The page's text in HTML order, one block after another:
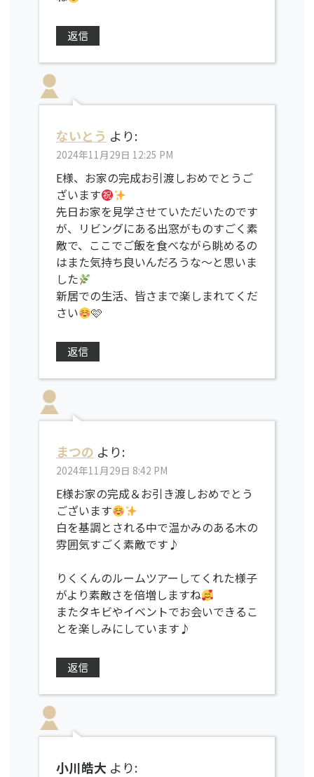
返信
ないとう より:
2024年11月29日 12:25 PM
E様、お家の完成お引渡しおめでとうご
ざいます
先日お家を見学させていただいたのです
が、リビングにある出窓がものすごく素
敵で、ここでご飯を食べながら眺めるの
はまた気持ち良いんだろうな〜と思いま
した
新居での生活、皆さまで楽しまれてくだ
さい
🩷
返信
まつの より:
2024年11月29日 8:42 PM
E様お家の完成＆お引き渡しおめでとう
ございます
白を基調とされる中で温かみのある木の
雰囲気すごく素敵です♪
りくくんのルームツアーしてくれた様子
がより素敵さを倍増しますね
またタキビやイベントでお会いできるこ
とを楽しみにしています♪
返信
小川皓大 より: